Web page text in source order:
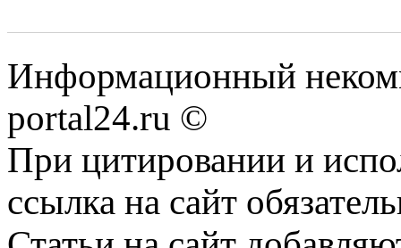
Информационный
portal24.ru ©
При цитировании и
ссылка на сайт